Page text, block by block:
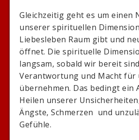
Gleichzeitig geht es um einen
unserer spirituellen
Liebesleben Raum gibt und
öffnet. Die spirituelle
langsam, sobald wir bereit
Verantwortung und Macht für
übernehmen. Das bedingt ein
Heilen unserer
Ängste, Schmerzen und
Gefühle.